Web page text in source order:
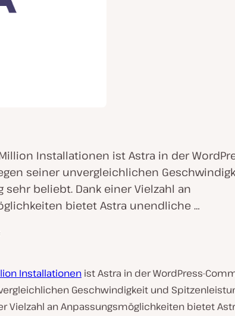
Installationen ist Astra in der
seiner unvergleichlichen
sehr beliebt. Dank einer Vielzahl an
bietet Astra unendliche …
Installationen ist Astra in der WordPress-
Geschwindigkeit und
Vielzahl an Anpassungsmöglichkeiten bietet